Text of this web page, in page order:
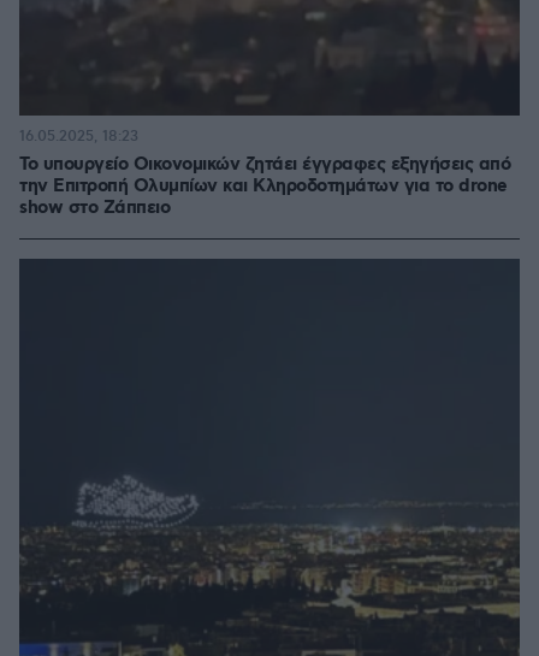
Το υπουργείο Οικονομικών ζητάει έγγραφες εξηγήσεις από
την Επιτροπή Ολυμπίων και Κληροδοτημάτων για το drone
show στο Ζάππειο
16.05.2025, 18:23